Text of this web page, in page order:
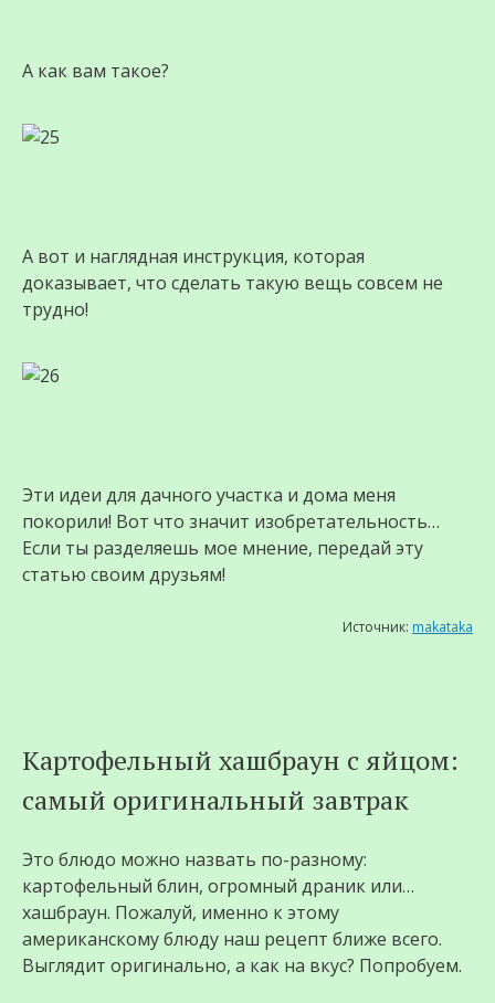
А как вам такое?
А вот и наглядная инструкция, которая
доказывает, что сделать такую вещь совсем не
трудно!
Эти идеи для дачного участка и дома меня
покорили! Вот что значит изобретательность…
Если ты разделяешь мое мнение, передай эту
статью своим друзьям!
Источник: makataka
Картофельный хашбраун с яйцом:
самый оригинальный завтрак
Это блюдо можно назвать по-разному:
картофельный блин, огромный драник или…
хашбраун. Пожалуй, именно к этому
американскому блюду наш рецепт ближе всего.
Выглядит оригинально, а как на вкус? Попробуем.